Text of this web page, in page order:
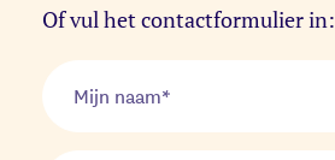
Of vul het contactformulier in: